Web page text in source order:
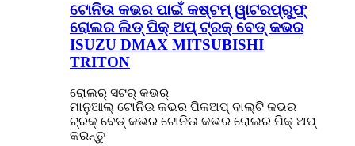
ଟୋନିଉ କଭର ପାଇଁ କଷ୍ଟମ୍ ୱାଟରପ୍ରୁଫ୍
ରୋଲର ଲିଡ୍ ପିକ୍ ଅପ୍ ଟ୍ରକ୍ ବେଡ୍ କଭର
ISUZU DMAX MITSUBISHI
TRITON
ରୋଲର୍‌ ସଟର୍‌ କଭର୍‌
ମାନୁଆଲ୍ ଟୋନିଉ କଭର ପିକଅପ୍ ବାଲ୍ଟି କଭର
ଟ୍ରକ୍ ବେଡ୍ କଭର ଟୋନିଉ କଭର ରୋଲର ପିକ୍ ଅପ୍
କରନ୍ତୁ